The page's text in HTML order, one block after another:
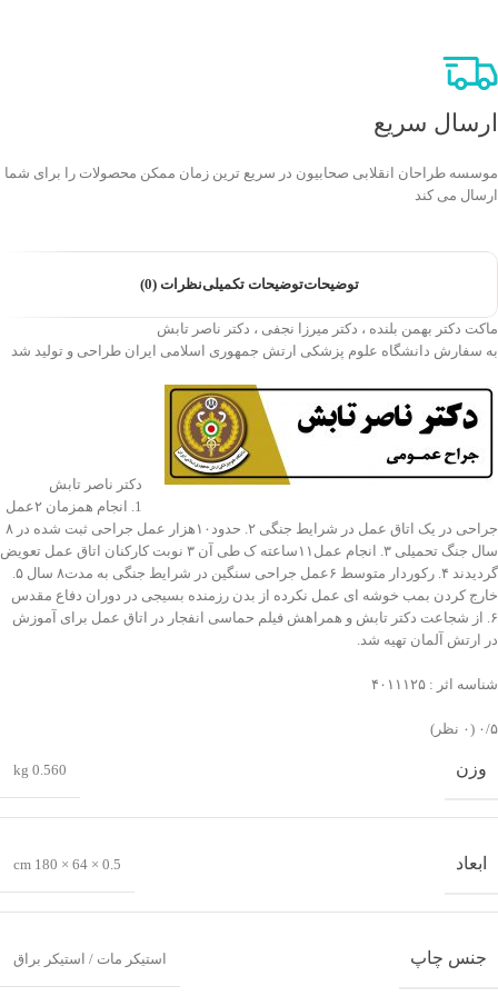
ارسال سریع
موسسه طراحان انقلابی صحابیون در سریع ترین زمان ممکن محصولات را برای شما
ارسال می کند
توضیحاتتوضیحات تکمیلینظرات (0)
ماکت دکتر بهمن بلنده ، دکتر میرزا نجفی ، دکتر ناصر تابش
به سفارش دانشگاه علوم پزشکی ارتش جمهوری اسلامی ایران طراحی و تولید شد
دکتر ناصر تابش
1. انجام همزمان ۲عمل
جراحی در یک اتاق عمل در شرایط جنگی ۲. حدود۱۰هزار عمل جراحی ثبت شده در ۸
سال جنگ تحمیلی ۳. انجام عمل۱۱ساعته ک طی آن ۳ نوبت کارکنان اتاق عمل تعویض
گردیدند ۴. رکوردار متوسط ۶عمل جراحی سنگین در شرایط جنگی به مدت۸ سال ۵.
خارج کردن بمب خوشه ای عمل نکرده از بدن رزمنده بسیجی در دوران دفاع مقدس
۶. از شجاعت دکتر تابش و همراهش فیلم حماسی انفجار در اتاق عمل برای آموزش
در ارتش آلمان تهیه شد.
شناسه اثر : ۴۰۱۱۱۲۵
‫۰/۵ ‫(۰ نظر)
وزن 0.560 kg
ابعاد 0.5 × 64 × 180 cm
جنس چاپ استیکر مات / استیکر براق